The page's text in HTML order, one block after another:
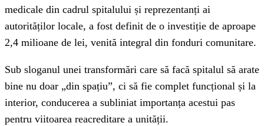
medicale din cadrul spitalului și reprezentanți ai
autorităților locale, a fost definit de o investiție de aproape
2,4 milioane de lei, venită integral din fonduri comunitare.
Sub sloganul unei transformări care să facă spitalul să arate
bine nu doar „din spațiu”, ci să fie complet funcțional și la
interior, conducerea a subliniat importanța acestui pas
pentru viitoarea reacreditare a unității.